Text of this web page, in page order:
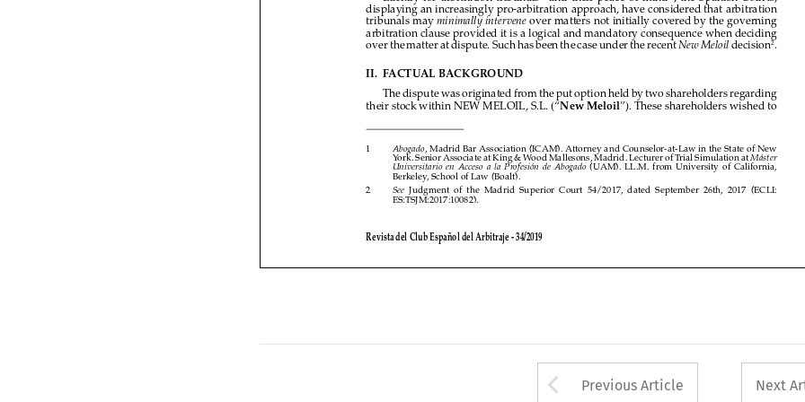


  



 




 






Revista del Club Español del Arbitraje - 34/2019
over the matter at dispute. Such has been the case under the recent New Meloil decision .
II. FACTUAL BACKGROUND
The dispute was originated from the put option held by two shareholders regarding
their stock within NEW MELOIL, S.L. (“
1 Abogado
, Madrid Bar Association (ICAM). Attorney and Counselor-at-Law in the State of New
York. Senior Associate at King & Wood Mallesons, Madrid. Lecturer of Trial Simulation at Máster
Universitario  en  Acceso  a  la  Profesión  de  Abogado (UAM).  LL.M.  from  University  of  California,
Berkeley, School of Law (Boalt).
ES:TSJM:2017:10082).
Arrow button used
Previous Article Next